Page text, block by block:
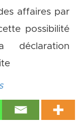
affaires par
possibilité